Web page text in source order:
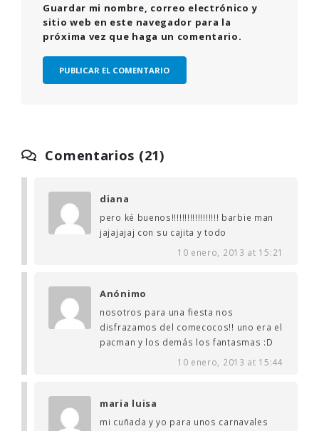
Guardar mi nombre, correo electrónico y
sitio web en este navegador para la
próxima vez que haga un comentario.
Comentarios (21)
diana
pero ké buenos!!!!!!!!!!!!!!!!!! barbie man
jajajajaj con su cajita y todo
10 enero, 2013 at 15:21
Anónimo
nosotros para una fiesta nos
disfrazamos del comecocos!! uno era el
pacman y los demás los fantasmas :D
10 enero, 2013 at 15:44
maria luisa
mi cuñada y yo para unos carnavales